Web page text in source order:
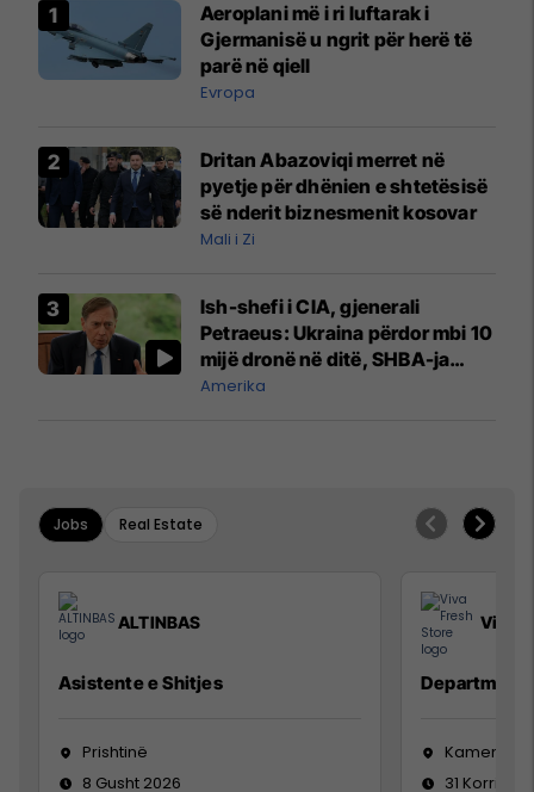
Aeroplani më i ri luftarak i
Gjermanisë u ngrit për herë të
parë në qiell
Evropa
Dritan Abazoviqi merret në
pyetje për dhënien e shtetësisë
së nderit biznesmenit kosovar
Mali i Zi
Ish-shefi i CIA, gjenerali
Petraeus: Ukraina përdor mbi 10
mijë dronë në ditë, SHBA-ja
mbetet shumë prapa në
Amerika
Jobs Real Estate
ALTINBAS
Asistente e Shitjes
Prishtinë
8 Gusht 2026
Viva
Department
Kamenicë
31 Korrik